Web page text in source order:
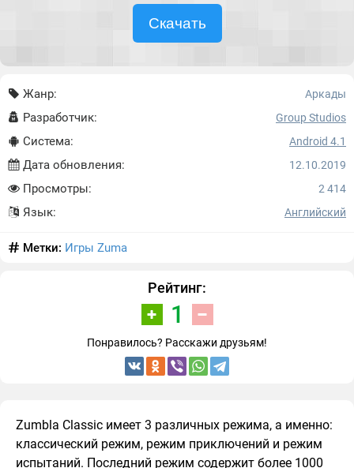
Скачать
Жанр: Аркады
Разработчик: Group Studios
Система: Android 4.1
Дата обновления: 12.10.2019
Просмотры: 2 414
Язык: Английский
Метки: Игры Zuma
Рейтинг:
1
Понравилось? Расскажи друзьям!
Zumbla Classic имеет 3 различных режима, а именно:
классический режим, режим приключений и режим
испытаний. Последний режим содержит более 1000